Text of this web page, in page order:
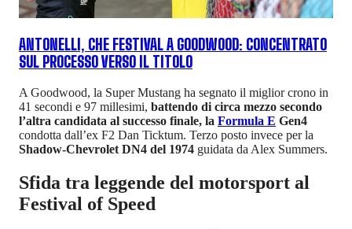
ANTONELLI, CHE FESTIVAL A GOODWOOD: CONCENTRATO
SUL PROCESSO VERSO IL TITOLO
A Goodwood, la Super Mustang ha segnato il miglior crono in
41 secondi e 97 millesimi, battendo di circa mezzo secondo
l’altra candidata al successo finale, la Formula E Gen4
condotta dall’ex F2 Dan Ticktum. Terzo posto invece per la
Shadow-Chevrolet DN4 del 1974 guidata da Alex Summers.
Sfida tra leggende del motorsport al
Festival of Speed